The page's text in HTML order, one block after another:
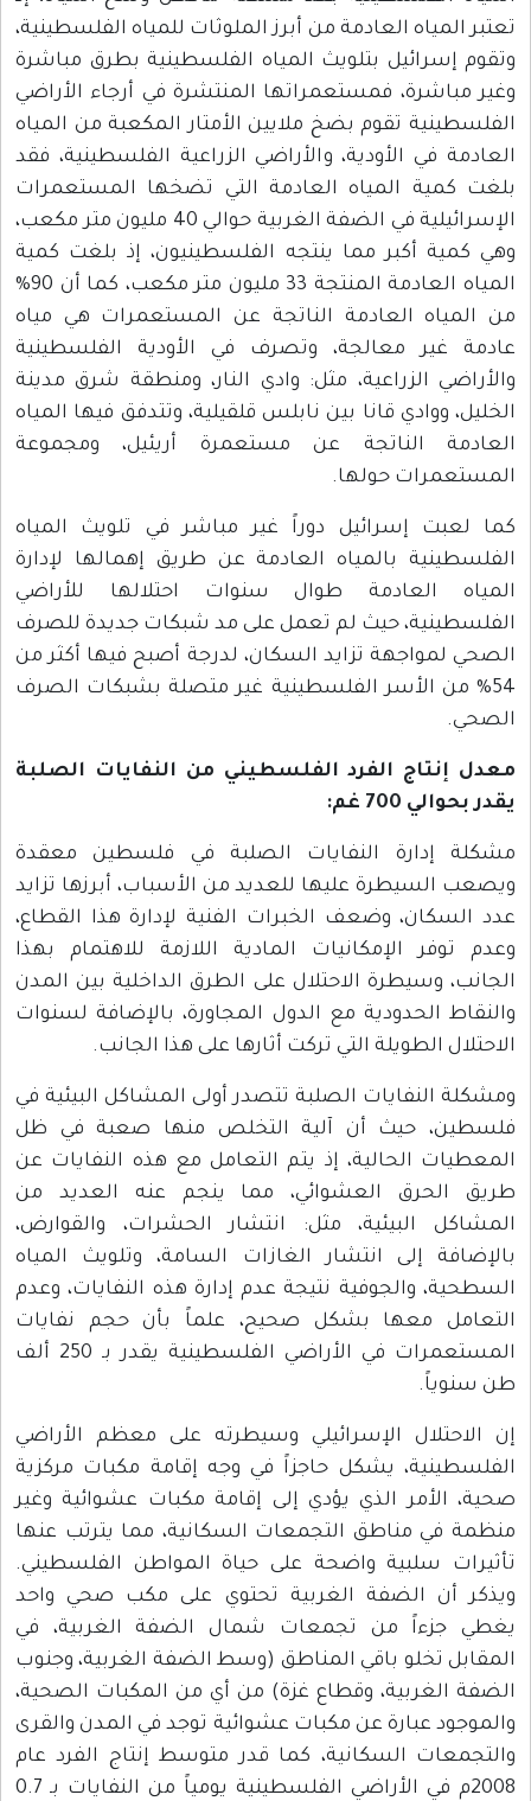
تعتبر المياه العادمة من أبرز الملوثات للمياه الفلسطينية،
وتقوم إسرائيل بتلويث المياه الفلسطينية بطرق مباشرة
وغير مباشرة، فمستعمراتها المنتشرة في أرجاء الأراضي
الفلسطينية تقوم بضخ ملايين الأمتار المكعبة من المياه
العادمة في الأودية، والأراضي الزراعية الفلسطينية، فقد
بلغت كمية المياه العادمة التي تضخها المستعمرات
الإسرائيلية في الضفة الغربية حوالي 40 مليون متر مكعب،
وهي كمية أكبر مما ينتجه الفلسطينيون، إذ بلغت كمية
المياه العادمة المنتجة 33 مليون متر مكعب، كما أن 90%
من المياه العادمة الناتجة عن المستعمرات هي مياه
عادمة غير معالجة، وتصرف في الأودية الفلسطينية
والأراضي الزراعية، مثل: وادي النار، ومنطقة شرق مدينة
الخليل، ووادي قانا بين نابلس قلقيلية، وتتدفق فيها المياه
العادمة الناتجة عن مستعمرة أريئيل، ومجموعة
المستعمرات حولها.
كما لعبت إسرائيل دوراً غير مباشر في تلويث المياه
الفلسطينية بالمياه العادمة عن طريق إهمالها لإدارة
المياه العادمة طوال سنوات احتلالها للأراضي
الفلسطينية، حيث لم تعمل على مد شبكات جديدة للصرف
الصحي لمواجهة تزايد السكان، لدرجة أصبح فيها أكثر من
54% من الأسر الفلسطينية غير متصلة بشبكات الصرف
الصحي.
معدل إنتاج الفرد الفلسطيني من النفايات الصلبة
يقدر بحوالي 700 غم:
مشكلة إدارة النفايات الصلبة في فلسطين معقدة
ويصعب السيطرة عليها للعديد من الأسباب، أبرزها تزايد
عدد السكان، وضعف الخبرات الفنية لإدارة هذا القطاع،
وعدم توفر الإمكانيات المادية اللازمة للاهتمام بهذا
الجانب، وسيطرة الاحتلال على الطرق الداخلية بين المدن
والنقاط الحدودية مع الدول المجاورة، بالإضافة لسنوات
الاحتلال الطويلة التي تركت أثارها على هذا الجانب.
ومشكلة النفايات الصلبة تتصدر أولى المشاكل البيئية في
فلسطين، حيث أن آلية التخلص منها صعبة في ظل
المعطيات الحالية، إذ يتم التعامل مع هذه النفايات عن
طريق الحرق العشوائي، مما ينجم عنه العديد من
المشاكل البيئية، مثل: انتشار الحشرات، والقوارض،
بالإضافة إلى انتشار الغازات السامة، وتلويث المياه
السطحية، والجوفية نتيجة عدم إدارة هذه النفايات، وعدم
التعامل معها بشكل صحيح، علماً بأن حجم نفايات
المستعمرات في الأراضي الفلسطينية يقدر بـ 250 ألف
طن سنوياً.
إن الاحتلال الإسرائيلي وسيطرته على معظم الأراضي
الفلسطينية، يشكل حاجزاً في وجه إقامة مكبات مركزية
صحية، الأمر الذي يؤدي إلى إقامة مكبات عشوائية وغير
منظمة في مناطق التجمعات السكانية، مما يترتب عنها
تأثيرات سلبية واضحة على حياة المواطن الفلسطيني.
ويذكر أن الضفة الغربية تحتوي على مكب صحي واحد
يغطي جزءاً من تجمعات شمال الضفة الغربية، في
المقابل تخلو باقي المناطق (وسط الضفة الغربية، وجنوب
الضفة الغربية، وقطاع غزة) من أي من المكبات الصحية،
والموجود عبارة عن مكبات عشوائية توجد في المدن والقرى
والتجمعات السكانية، كما قدر متوسط إنتاج الفرد عام
2008م في الأراضي الفلسطينية يومياً من النفايات بـ 0.7